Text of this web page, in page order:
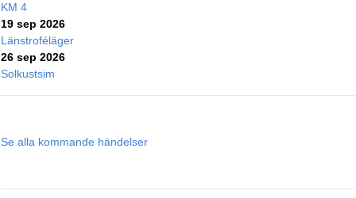
KM 4
19 sep 2026
Länstroféläger
26 sep 2026
Solkustsim
Se alla kommande händelser